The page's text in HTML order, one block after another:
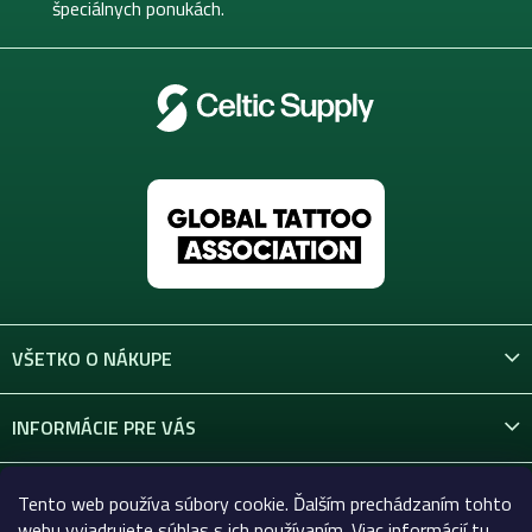
Tento web používa súbory cookie. Ďalším prechádzaním tohto
špeciálnych ponukách.
VŠETKO O NÁKUPE
INFORMÁCIE PRE VÁS
KONTAKT